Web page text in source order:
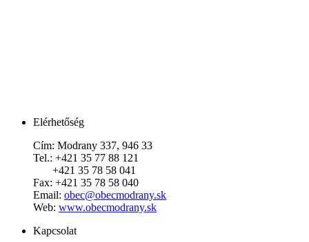
Elérhetőség
Cím: Modrany 337, 946 33
Tel.: +421 35 77 88 121
+421 35 78 58 041
Fax: +421 35 78 58 040
Email: obec@obecmodrany.sk
Web: www.obecmodrany.sk
Kapcsolat